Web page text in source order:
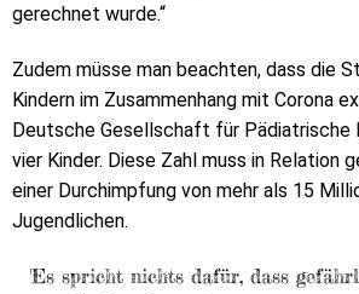
gerechnet wurde.“
Zudem müsse man beachten, dass die
Kindern im Zusammenhang mit Corona
Deutsche Gesellschaft für Pädiatrische
vier Kinder. Diese Zahl muss in Relation
einer Durchimpfung von mehr als 15
Jugendlichen.
'Es spricht nichts dafür, dass